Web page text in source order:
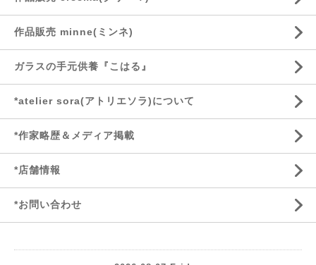
作品販売 minne(ミンネ)
ガラスの手元供養『こはる』
*atelier sora(アトリエソラ)について
*作家略歴＆メディア掲載
*店舗情報
*お問い合わせ